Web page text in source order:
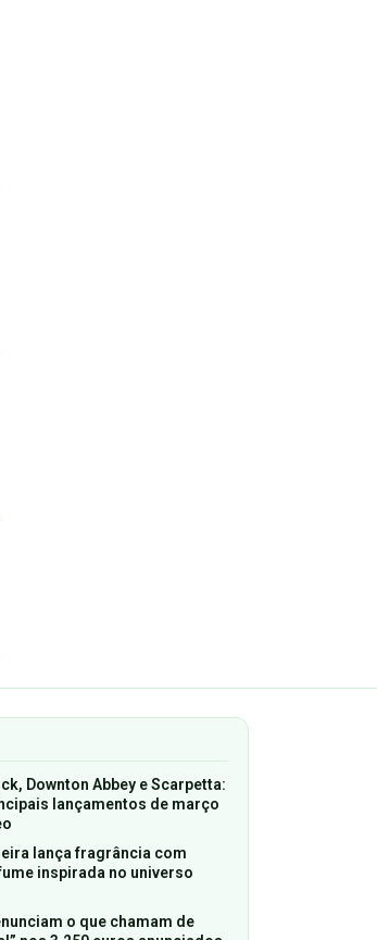
Downton Abbey e Scarpetta:
lançamentos de março
lança fragrância com
inspirada no universo
o que chamam de